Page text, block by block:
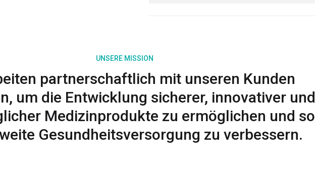
UNSERE MISSION
partnerschaftlich mit unseren Kunden
um die Entwicklung sicherer, innovativer und
Medizinprodukte zu ermöglichen und so
Gesundheitsversorgung zu verbessern.